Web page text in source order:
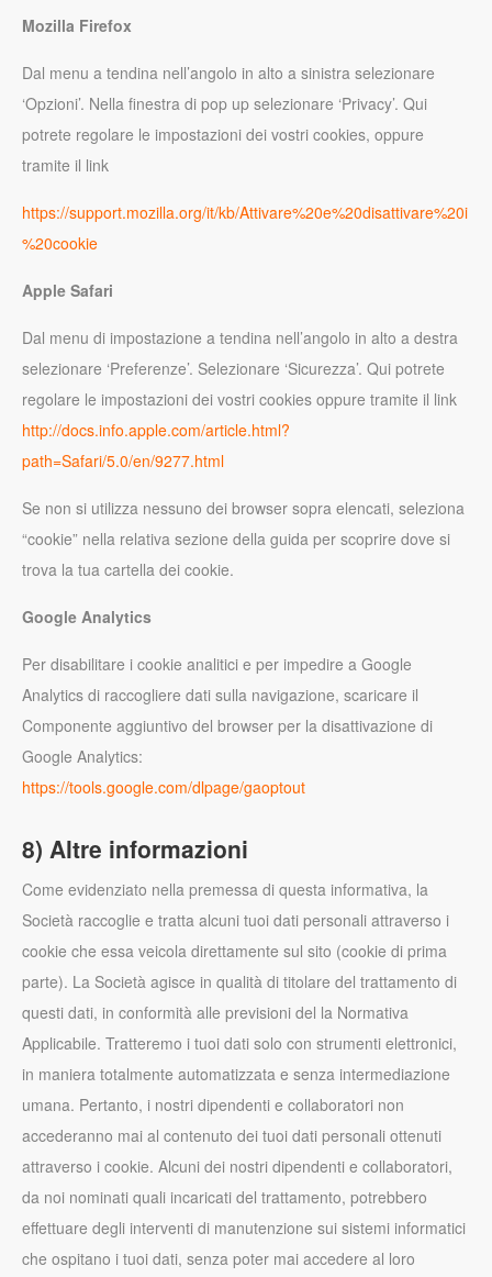
Mozilla Firefox
Dal menu a tendina nell’angolo in alto a sinistra selezionare
‘Opzioni’. Nella finestra di pop up selezionare ‘Privacy’. Qui
potrete regolare le impostazioni dei vostri cookies, oppure
tramite il link
https://support.mozilla.org/it/kb/Attivare%20e%20disattivare%20i
%20cookie
Apple Safari
Dal menu di impostazione a tendina nell’angolo in alto a destra
selezionare ‘Preferenze’. Selezionare ‘Sicurezza’. Qui potrete
regolare le impostazioni dei vostri cookies oppure tramite il link
http://docs.info.apple.com/article.html?
path=Safari/5.0/en/9277.html
Se non si utilizza nessuno dei browser sopra elencati, seleziona
“cookie” nella relativa sezione della guida per scoprire dove si
trova la tua cartella dei cookie.
Google Analytics
Per disabilitare i cookie analitici e per impedire a Google
Analytics di raccogliere dati sulla navigazione, scaricare il
Componente aggiuntivo del browser per la disattivazione di
Google Analytics:
https://tools.google.com/dlpage/gaoptout
8) Altre informazioni
Come evidenziato nella premessa di questa informativa, la
Società raccoglie e tratta alcuni tuoi dati personali attraverso i
cookie che essa veicola direttamente sul sito (cookie di prima
parte). La Società agisce in qualità di titolare del trattamento di
questi dati, in conformità alle previsioni del la Normativa
Applicabile. Tratteremo i tuoi dati solo con strumenti elettronici,
in maniera totalmente automatizzata e senza intermediazione
umana. Pertanto, i nostri dipendenti e collaboratori non
accederanno mai al contenuto dei tuoi dati personali ottenuti
attraverso i cookie. Alcuni dei nostri dipendenti e collaboratori,
da noi nominati quali incaricati del trattamento, potrebbero
effettuare degli interventi di manutenzione sui sistemi informatici
che ospitano i tuoi dati, senza poter mai accedere al loro